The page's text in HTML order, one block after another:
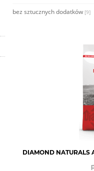
bez sztucznych dodatków [9]
DIAMOND NATURALS